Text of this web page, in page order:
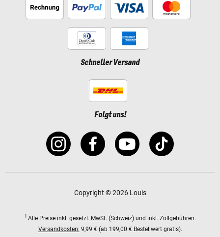
Schneller Versand
Folgt uns!
Copyright © 2026 Louis
1 Alle Preise inkl. gesetzl. MwSt. (Schweiz) und inkl. Zollgebühren.
Versandkosten: 9,99 € (ab 199,00 € Bestellwert gratis).